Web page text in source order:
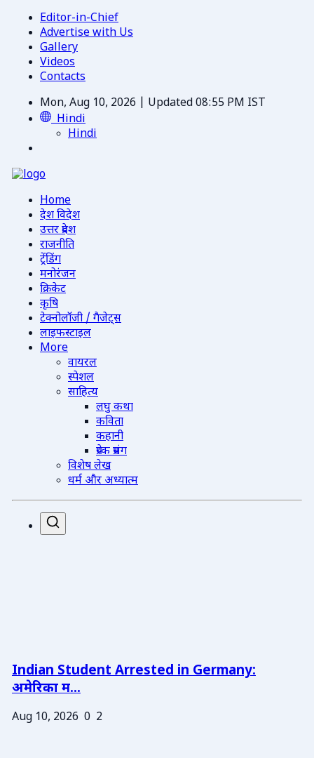
Editor-in-Chief
Advertise with Us
Gallery
Videos
Contacts
Mon, Aug 10, 2026 | Updated 08:55 PM IST
Hindi
Hindi
Home
देश विदेश
उत्तर प्रदेश
राजनीति
ट्रेंडिंग
मनोरंजन
क्रिकेट
कृषि
टेक्नोलॉजी / गैजेट्स
लाइफस्टाइल
More
वायरल
स्पेशल
साहित्य
लघु कथा
कविता
कहानी
प्रेरक प्रसंग
विशेष लेख
धर्म और अध्यात्म
Indian Student Arrested in Germany:
अमेरिका म...
Aug 10, 2026 0 2